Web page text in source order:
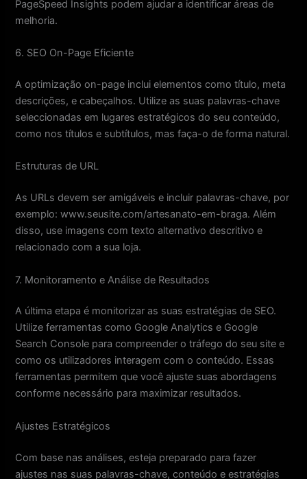
PageSpeed Insights podem ajudar a identificar áreas de
melhoria.
6. SEO On-Page Eficiente
A optimização on-page inclui elementos como título, meta
descrições, e cabeçalhos. Utilize as suas palavras-chave
seleccionadas em lugares estratégicos do seu conteúdo,
como nos títulos e subtítulos, mas faça-o de forma natural.
Estruturas de URL
As URLs devem ser amigáveis e incluir palavras-chave, por
exemplo: www.seusite.com/artesanato-em-braga. Além
disso, use imagens com texto alternativo descritivo e
relacionado com a sua loja.
7. Monitoramento e Análise de Resultados
A última etapa é monitorizar as suas estratégias de SEO.
Utilize ferramentas como Google Analytics e Google
Search Console para compreender o tráfego do seu site e
como os utilizadores interagem com o conteúdo. Essas
ferramentas permitem que você ajuste suas abordagens
conforme necessário para maximizar resultados.
Ajustes Estratégicos
Com base nas análises, esteja preparado para fazer
ajustes nas suas palavras-chave, conteúdo e estratégias